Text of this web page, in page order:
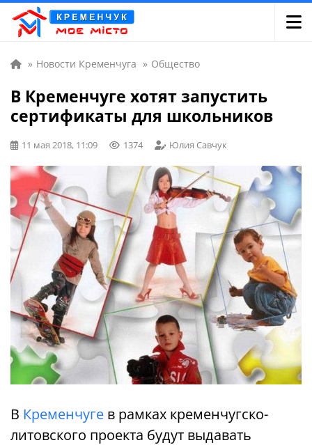
» Новости Кременчуга » Общество
В Кременчуге хотят запустить
сертификаты для школьников
11 мая 2018, 11:09 1374 Юлия Савчук
В Кременчуге в рамках кременчугско-
литовского проекта будут выдавать